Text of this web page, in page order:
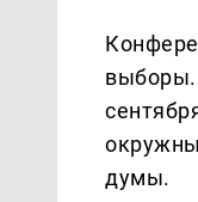
выборы.
думы.